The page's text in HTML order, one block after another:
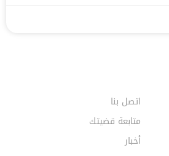
اتصل بنا
متابعة قضيتك
أخبار